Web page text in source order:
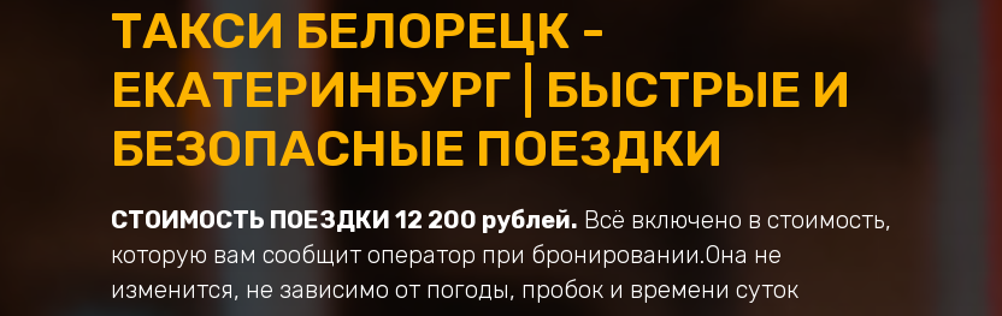
ТАКСИ БЕЛОРЕЦК -
ЕКАТЕРИНБУРГ | БЫСТРЫЕ И
БЕЗОПАСНЫЕ ПОЕЗДКИ
СТОИМОСТЬ ПОЕЗДКИ 12 200 рублей. Всё включено в стоимость,
которую вам сообщит оператор при бронировании.Она не
изменится, не зависимо от погоды, пробок и времени суток